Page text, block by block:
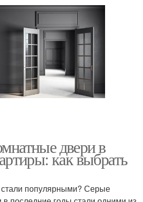
двери в
как выбрать
популярными? Серые